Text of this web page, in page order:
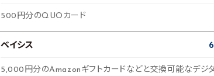
500円分のQUOカード
ベイシス
5,000円分のAmazonギフトカードなどと交換可能なデジ